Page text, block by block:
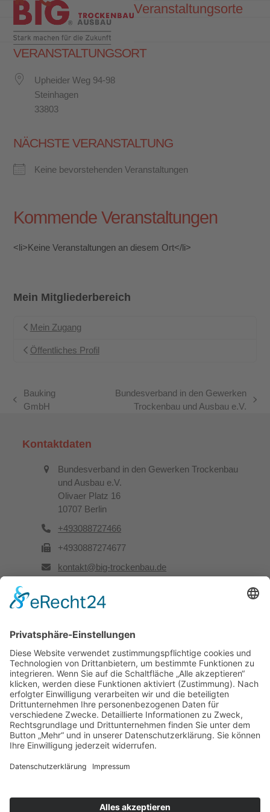
content
Open
mobile
menu
Close
mobile
menu
Veranstaltungsorte
VERANSTALTUNGSORT
Upheider Weg 94-98
Steinhagen
33803
NÄCHSTE VERANSTALTUNG
Keine bevorstehenden Veranstaltungen
Kommende Veranstaltungen
<li>Keine Veranstaltungen an diesem Ort</li>
Mein Mitgliederbereich
Mein Zugang
Öffentliches Profil
vorheriger
Bauking
GmbH
Bundesverband in den Gewerken
Trockenbau und Ausbau e.V.
Kontaktdaten
Bundesverband in den Gewerken Trockenbau
und Ausbau e.V.
Olivaer Platz 16
10707 Berlin
+493088727466
+4930887274677
kontakt@big-trockenbau.de
Rechtliches
Kontakt
Impressum
Datenschutz